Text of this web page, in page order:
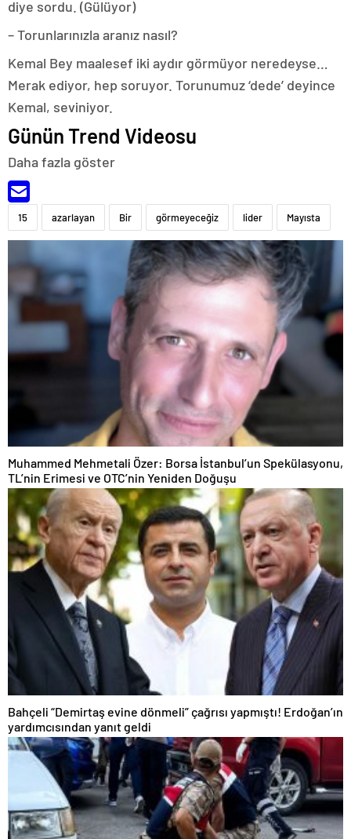
diye sordu. (Gülüyor)
– Torunlarınızla aranız nasıl?
Kemal Bey maalesef iki aydır görmüyor neredeyse…
Merak ediyor, hep soruyor. Torunumuz ‘dede’ deyince
Kemal, seviniyor.
Günün Trend Videosu
Daha fazla göster
15 azarlayan Bir görmeyeceğiz lider Mayısta
Muhammed Mehmetali Özer: Borsa İstanbul’un Spekülasyonu,
TL’nin Erimesi ve OTC’nin Yeniden Doğuşu
Bahçeli “Demirtaş evine dönmeli” çağrısı yapmıştı! Erdoğan’ın
yardımcısından yanıt geldi